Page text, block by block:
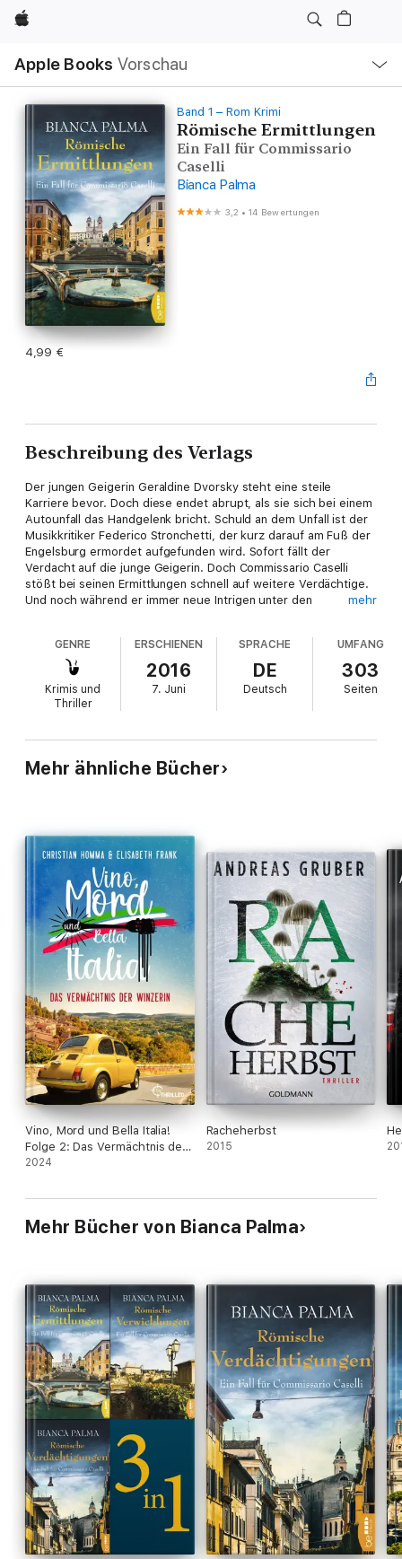
Apple
Apple Books Vorschau
Navigation
Menü
öffnen
Band 1 – Rom Krimi
Römische Ermittlungen
Ein Fall für Commissario
Caselli
Bianca Palma
3,2 •14 Bewertungen
4,99 €
Beschreibung des Verlags
Der jungen Geigerin Geraldine Dvorsky steht eine steile
Karriere bevor. Doch diese endet abrupt, als sie sich bei einem
Autounfall das Handgelenk bricht. Schuld an dem Unfall ist der
Musikkritiker Federico Stronchetti, der kurz darauf am Fuß der
Engelsburg ermordet aufgefunden wird. Sofort fällt der
Verdacht auf die junge Geigerin. Doch Commissario Caselli
stößt bei seinen Ermittlungen schnell auf weitere Verdächtige.
Und noch während er immer neue Intrigen unter den
Commissario Alessandro Caselli ermittelt in Rom - ein eleganter
Kriminalbeamter mit guten Manieren und Geschmack.
mehr
GENRE
Krimis und
Thriller
ERSCHIENEN
2016
7. Juni
SPRACHE
DE
Deutsch
UMFANG
303
Seiten
Mehr ähnliche Bücher
Vino, Mord und Bella Italia!
Folge 2: Das Vermächtnis der
Winzerin
2024
Racheherbst
2015
Mehr Bücher von Bianca Palma